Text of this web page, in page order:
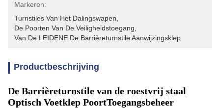
Markeren:
Turnstiles Van Het Dalingswapen
De Poorten Van De Veiligheidstoegang
Van De LEIDENE De Barrièreturnstile Aanwijzingsklep
Productbeschrijving
De Barrièreturnstile van de roestvrij staal
Optisch Voetklep PoortToegangsbeheer